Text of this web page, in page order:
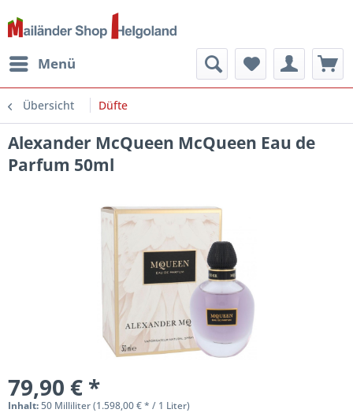
Menü
Übersicht Düfte
Alexander McQueen McQueen Eau de
Parfum 50ml
79,90 € *
Inhalt:50 Milliliter (1.598,00 € * / 1 Liter)